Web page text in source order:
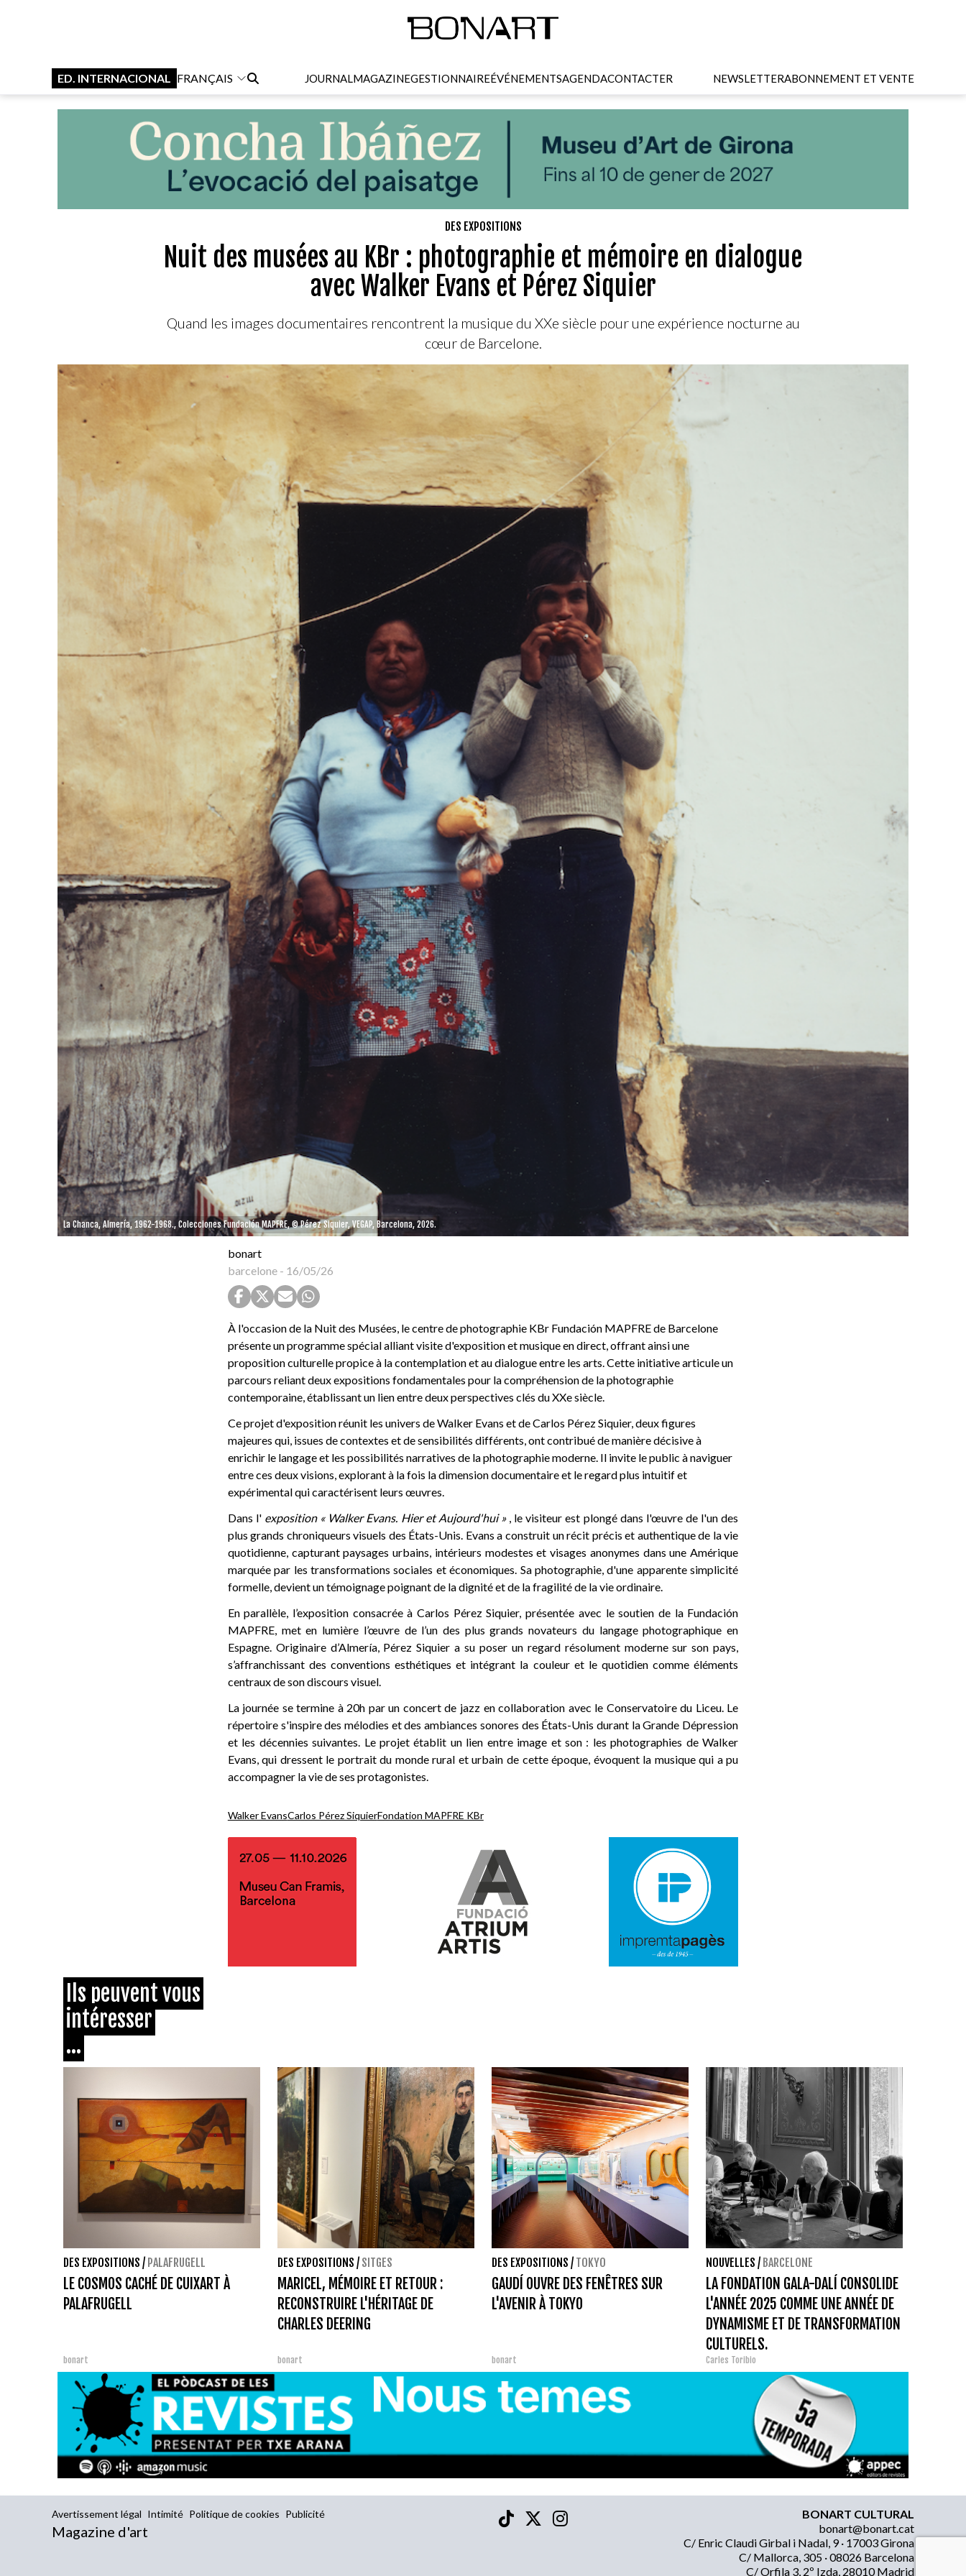
ED. INTERNACIONAL FRANÇAIS JOURNALMAGAZINEGESTIONNAIREÉVÉNEMENTSAGENDACONTACTER NEWSLETTERABONNEMENT ET VENTE
DES EXPOSITIONS
Nuit des musées au KBr : photographie et mémoire en dialogue
avec Walker Evans et Pérez Siquier
Quand les images documentaires rencontrent la musique du XXe siècle pour une expérience nocturne au
cœur de Barcelone.
La Chanca, Almería, 1962-1968., Colecciones Fundación MAPFRE, © Pérez Siquier, VEGAP, Barcelona, 2026.
bonart
barcelone- 16/05/26
À l'occasion de la Nuit des Musées, le centre de photographie KBr Fundación MAPFRE de Barcelone
présente un programme spécial alliant visite d'exposition et musique en direct, offrant ainsi une
proposition culturelle propice à la contemplation et au dialogue entre les arts. Cette initiative articule un
parcours reliant deux expositions fondamentales pour la compréhension de la photographie
contemporaine, établissant un lien entre deux perspectives clés du XXe siècle.
Ce projet d'exposition réunit les univers de Walker Evans et de Carlos Pérez Siquier, deux figures
majeures qui, issues de contextes et de sensibilités différents, ont contribué de manière décisive à
enrichir le langage et les possibilités narratives de la photographie moderne. Il invite le public à naviguer
entre ces deux visions, explorant à la fois la dimension documentaire et le regard plus intuitif et
expérimental qui caractérisent leurs œuvres.
Dans l' exposition « Walker Evans. Hier et Aujourd'hui », le visiteur est plongé dans l'œuvre de l'un des
plus grands chroniqueurs visuels des États-Unis. Evans a construit un récit précis et authentique de la vie
quotidienne, capturant paysages urbains, intérieurs modestes et visages anonymes dans une Amérique
marquée par les transformations sociales et économiques. Sa photographie, d'une apparente simplicité
formelle, devient un témoignage poignant de la dignité et de la fragilité de la vie ordinaire.
En parallèle, l’exposition consacrée à Carlos Pérez Siquier, présentée avec le soutien de la Fundación
MAPFRE, met en lumière l’œuvre de l’un des plus grands novateurs du langage photographique en
Espagne. Originaire d’Almería, Pérez Siquier a su poser un regard résolument moderne sur son pays,
s’affranchissant des conventions esthétiques et intégrant la couleur et le quotidien comme éléments
centraux de son discours visuel.
La journée se termine à 20h par un concert de jazz en collaboration avec le Conservatoire du Liceu. Le
répertoire s'inspire des mélodies et des ambiances sonores des États-Unis durant la Grande Dépression
et les décennies suivantes. Le projet établit un lien entre image et son : les photographies de Walker
Evans, qui dressent le portrait du monde rural et urbain de cette époque, évoquent la musique qui a pu
accompagner la vie de ses protagonistes.
Walker EvansCarlos Pérez SiquierFondation MAPFRE KBr
Ils peuvent vous
intéresser
...
DES EXPOSITIONS / PALAFRUGELL
LE COSMOS CACHÉ DE CUIXART À
PALAFRUGELL
bonart
DES EXPOSITIONS / SITGES
MARICEL, MÉMOIRE ET RETOUR :
RECONSTRUIRE L'HÉRITAGE DE
CHARLES DEERING
bonart
DES EXPOSITIONS / TOKYO
GAUDÍ OUVRE DES FENÊTRES SUR
L'AVENIR À TOKYO
bonart
NOUVELLES / BARCELONE
LA FONDATION GALA-DALÍ CONSOLIDE
L'ANNÉE 2025 COMME UNE ANNÉE DE
DYNAMISME ET DE TRANSFORMATION
CULTURELS.
Carles Toribio
Avertissement légal Intimité Politique de cookies Publicité
Magazine d'art
BONART CULTURAL
bonart@bonart.cat
C/ Enric Claudi Girbal i Nadal, 9 · 17003 Girona
C/ Mallorca, 305 · 08026 Barcelona
C/ Orfila 3, 2º Izda, 28010 Madrid